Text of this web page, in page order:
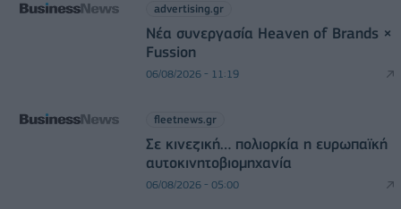
advertising.gr
Νέα συνεργασία Heaven of Brands ×
Fussion
06/08/2026 - 11:19
fleetnews.gr
Σε κινεζική… πολιορκία η ευρωπαϊκή
αυτοκινητοβιομηχανία
06/08/2026 - 05:00